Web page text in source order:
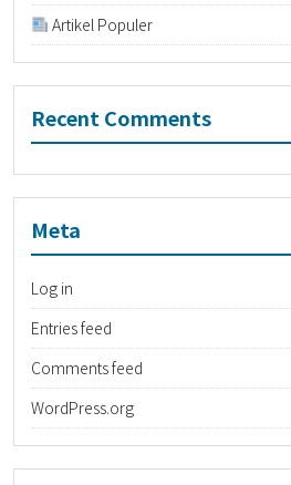
Artikel Populer
Recent Comments
Meta
Log in
Entries feed
Comments feed
WordPress.org